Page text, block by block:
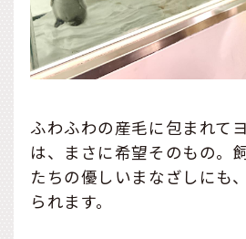
ふわふわの産毛に包まれて
は、まさに希望そのもの。
たちの優しいまなざしにも
られます。